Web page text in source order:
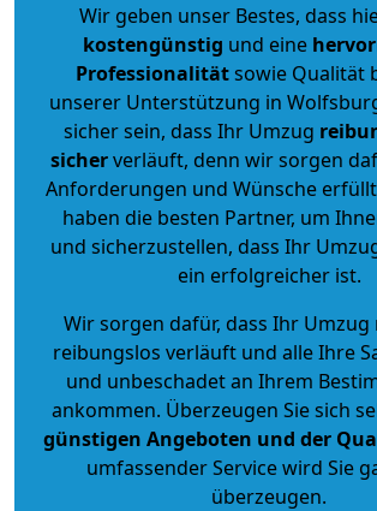
Wir geben unser Bestes, dass
kostengünstig und eine
Professionalitätsowie Qualität
unserer Unterstützung in
sicher sein, dass Ihr Umzug
sicherverläuft, denn wir sorgen
Anforderungen und Wünsche
haben die besten Partner, um
und sicherzustellen, dass Ihr
ein erfolgreicher ist.
Wir sorgen dafür, dass Ihr Umzug
reibungslos verläuft und alle Ihre
und unbeschadet an Ihrem
ankommen. Überzeugen Sie sich
günstigen Angeboten und der
umfassender Service wird Sie
überzeugen.